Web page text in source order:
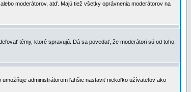
moderátorov, atď. Majú tiež všetky oprávnenia moderátorov na
témy, ktoré spravujú. Dá sa povedať, že moderátori sú od toho,
administrátorom ľahšie nastaviť niekoľko užívateľov ako